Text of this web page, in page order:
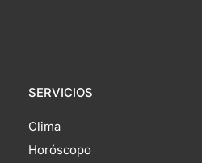
SERVICIOS
Clima
Horóscopo